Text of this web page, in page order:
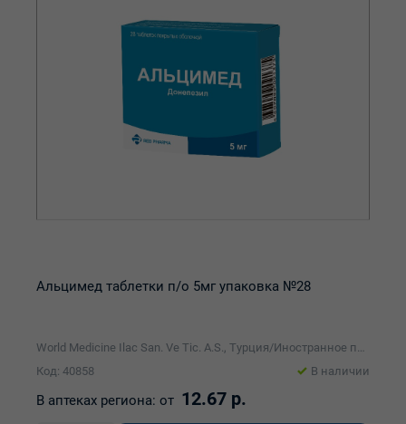
Альцимед таблетки п/о 5мг упаковка №28
World Medicine Ilac San. Ve Tic. A.S., Турция/Иностранное производственно-торговое унитарное предприятие Реб-Фарма
Код: 40858
В наличии
В аптеках региона: от 12.67 р.